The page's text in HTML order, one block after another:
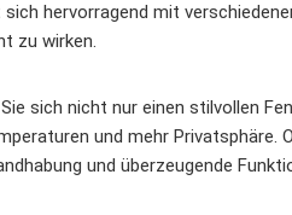
hervorragend mit
zu wirken.
sich nicht nur einen stilvollen
und mehr Privatsphäre.
und überzeugende